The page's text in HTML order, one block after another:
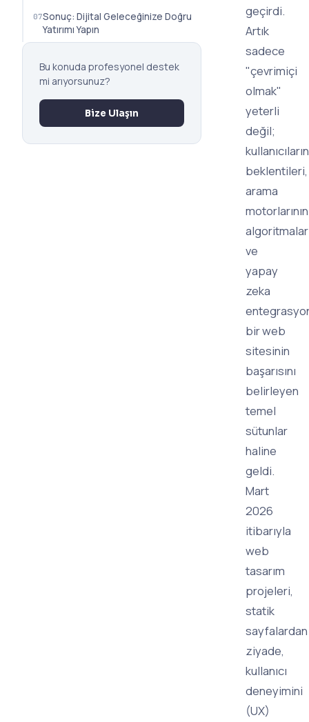
Sonuç: Dijital Geleceğinize Doğru
Yatırımı Yapın
Bu konuda profesyonel destek
mi arıyorsunuz?
Bize Ulaşın
geçirdi.
Artık
sadece
"çevrimiçi
olmak"
yeterli
değil;
kullanıcıların
beklentileri,
arama
motorlarının
ve
yapay
zeka
bir web
sitesinin
başarısını
belirleyen
temel
sütunlar
haline
geldi.
Mart
2026
itibarıyla
web
tasarım
projeleri,
statik
sayfalardan
ziyade,
kullanıcı
deneyimini
(UX)